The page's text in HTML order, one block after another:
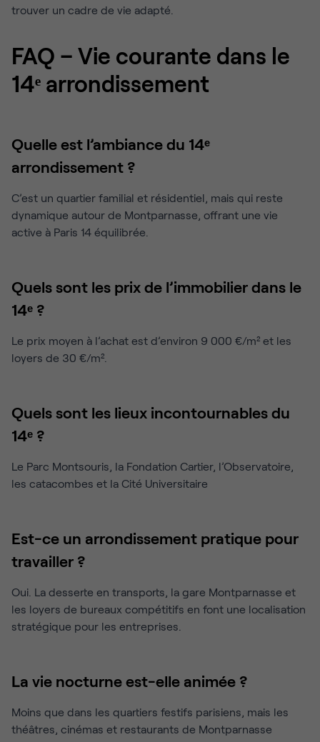
trouver un cadre de vie adapté.
FAQ – Vie courante dans le
14ᵉ arrondissement
Quelle est l’ambiance du 14ᵉ
arrondissement ?
C’est un quartier familial et résidentiel, mais qui reste
dynamique autour de Montparnasse, offrant une vie
active à Paris 14 équilibrée.
Quels sont les prix de l’immobilier dans le
14ᵉ ?
Le prix moyen à l’achat est d’environ 9 000 €/m² et les
loyers de 30 €/m².
Quels sont les lieux incontournables du
14ᵉ ?
Le Parc Montsouris, la Fondation Cartier, l’Observatoire,
les catacombes et la Cité Universitaire
Est-ce un arrondissement pratique pour
travailler ?
Oui. La desserte en transports, la gare Montparnasse et
les loyers de bureaux compétitifs en font une localisation
stratégique pour les entreprises.
La vie nocturne est-elle animée ?
Moins que dans les quartiers festifs parisiens, mais les
théâtres, cinémas et restaurants de Montparnasse